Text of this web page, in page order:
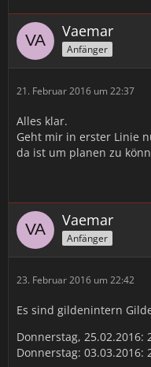
Vaemar
Anfänger
21. Februar 2016 um 22:37
Alles klar.
Geht mir in erster Linie
da ist um planen zu
Vaemar
Anfänger
23. Februar 2016 um 22:42
Es sind gildenintern
Donnerstag, 25.02.2016:
Donnerstag: 03.03.2016: